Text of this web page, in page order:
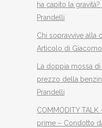
ha capito la
Prandelli
Chi sopravvive alla
Articolo di
La doppia mossa
prezzo della
Prandelli
COMMODITY
prime – Condotto